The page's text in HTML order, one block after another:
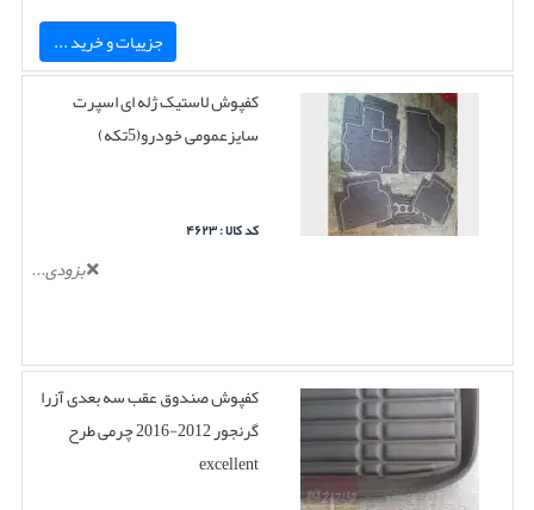
جزییات و خرید ...
کفپوش لاستیک ژله ای اسپرت
سایزعمومی خودرو(5تکه)
کد کالا : ۴۶۲۳
بزودی...
کفپوش صندوق عقب سه بعدی آزرا
گرنجور 2012-2016 چرمی طرح
excellent